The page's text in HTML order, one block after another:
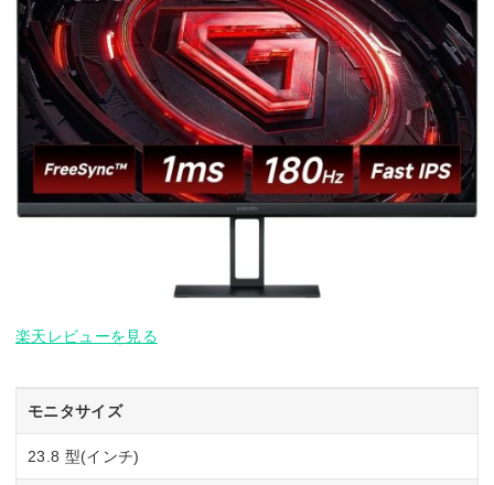
楽天レビューを見る
モニタサイズ
23.8 型(インチ)